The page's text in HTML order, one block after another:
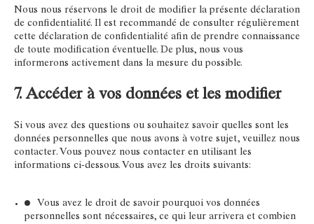
Nous nous réservons le droit de modifier la présente déclaration
de confidentialité. Il est recommandé de consulter régulièrement
cette déclaration de confidentialité afin de prendre connaissance
de toute modification éventuelle. De plus, nous vous
informerons activement dans la mesure du possible.
7. Accéder à vos données et les modifier
Si vous avez des questions ou souhaitez savoir quelles sont les
données personnelles que nous avons à votre sujet, veuillez nous
contacter. Vous pouvez nous contacter en utilisant les
informations ci-dessous. Vous avez les droits suivants:
Vous avez le droit de savoir pourquoi vos données
personnelles sont nécessaires, ce qui leur arrivera et combien